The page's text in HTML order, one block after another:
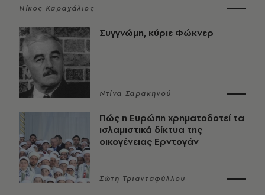
Νίκος Καραχάλιος
Συγγνώμη, κύριε Φώκνερ
Ντίνα Σαρακηνού
Πώς η Ευρώπη χρηματοδοτεί τα
ισλαμιστικά δίκτυα της
οικογένειας Ερντογάν
Σώτη Τριανταφύλλου